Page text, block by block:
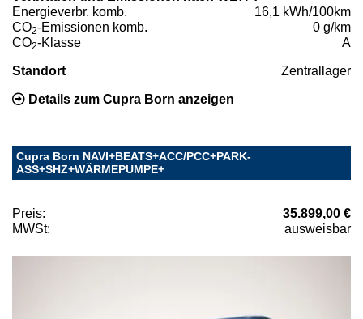
Energieverbr. komb.
16,1 kWh/100km
CO2-Emissionen komb.
0 g/km
CO2-Klasse A
Standort Zentrallager
Details zum Cupra Born anzeigen
Cupra Born NAVI+BEATS+ACC/PCC+PARK-
ASS+SHZ+WÄRMEPUMPE+
Preis:
35.899,00 €
MWSt:
ausweisbar